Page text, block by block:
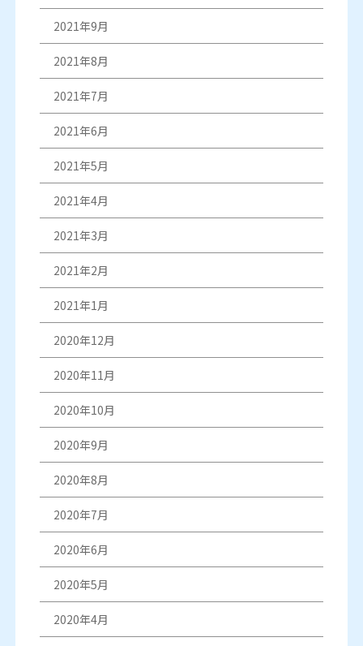
2021年9月
2021年8月
2021年7月
2021年6月
2021年5月
2021年4月
2021年3月
2021年2月
2021年1月
2020年12月
2020年11月
2020年10月
2020年9月
2020年8月
2020年7月
2020年6月
2020年5月
2020年4月